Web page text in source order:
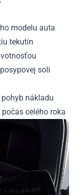
modelu auta
tekutín
soli
nákladu
celého roka